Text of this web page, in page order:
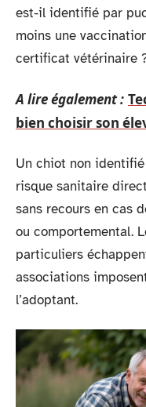
est-il identifié par
moins une
certificat vétérinaire
A lire également :
bien choisir son
Un chiot non
risque sanitaire
sans recours en cas
ou comportemental.
particuliers
associations
l’adoptant.